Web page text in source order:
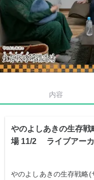
内容
やのよしあきの生存戦
場 11/2 ライブアー
やのよしあきの生存戦